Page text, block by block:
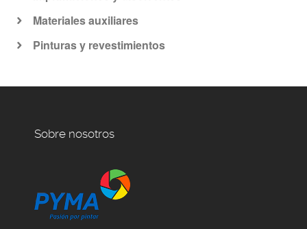
Materiales auxiliares
Pinturas y revestimientos
Sobre nosotros